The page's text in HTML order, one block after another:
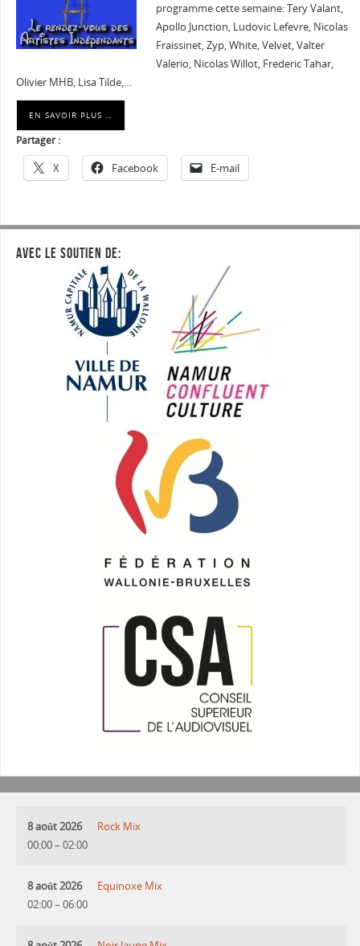
programme cette semaine: Tery Valant,
Apollo Junction, Ludovic Lefevre, Nicolas
Fraissinet, Zyp, White, Velvet, Valter
Valerio, Nicolas Willot, Frederic Tahar,
Olivier MHB, Lisa Tilde,…
EN SAVOIR PLUS …
Partager :
X Facebook E-mail
AVEC LE SOUTIEN DE:
8 août 2026
00:00– 02:00
Rock Mix
8 août 2026
02:00– 06:00
Equinoxe Mix